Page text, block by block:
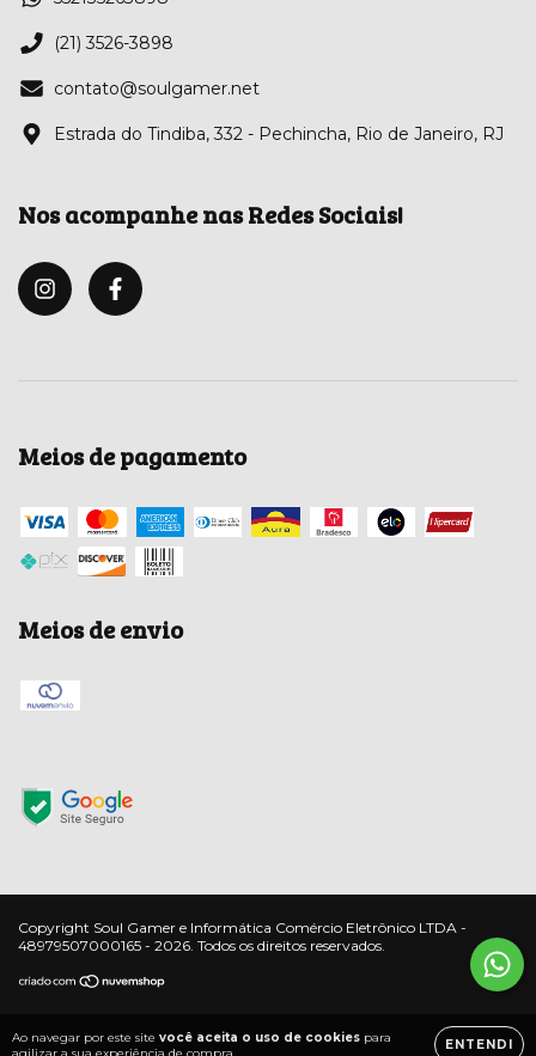
Ao navegar por este site você aceita o uso de cookies para
agilizar a sua experiência de compra.
ENTENDI
(21) 3526-3898
contato@soulgamer.net
Estrada do Tindiba, 332 - Pechincha, Rio de Janeiro, RJ
Nos acompanhe nas Redes Sociais!
Meios de pagamento
Meios de envio
Copyright Soul Gamer e Informática Comércio Eletrônico LTDA -
48979507000165 - 2026. Todos os direitos reservados.